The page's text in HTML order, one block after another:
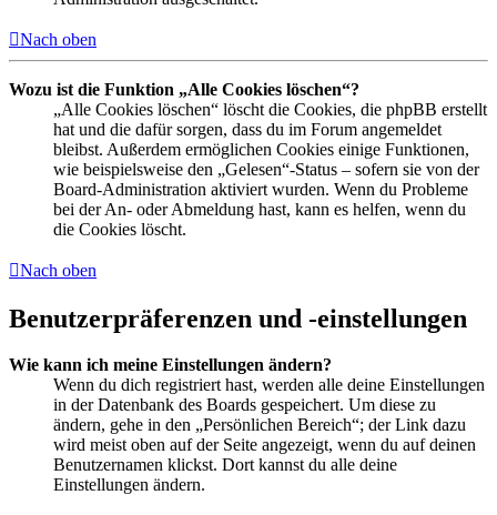
Nach oben
Wozu ist die Funktion „Alle Cookies löschen“?
„Alle Cookies löschen“ löscht die Cookies, die phpBB erstellt
hat und die dafür sorgen, dass du im Forum angemeldet
bleibst. Außerdem ermöglichen Cookies einige Funktionen,
wie beispielsweise den „Gelesen“-Status – sofern sie von der
Board-Administration aktiviert wurden. Wenn du Probleme
bei der An- oder Abmeldung hast, kann es helfen, wenn du
die Cookies löscht.
Nach oben
Benutzerpräferenzen und -einstellungen
Wie kann ich meine Einstellungen ändern?
Wenn du dich registriert hast, werden alle deine Einstellungen
in der Datenbank des Boards gespeichert. Um diese zu
ändern, gehe in den „Persönlichen Bereich“; der Link dazu
wird meist oben auf der Seite angezeigt, wenn du auf deinen
Benutzernamen klickst. Dort kannst du alle deine
Einstellungen ändern.